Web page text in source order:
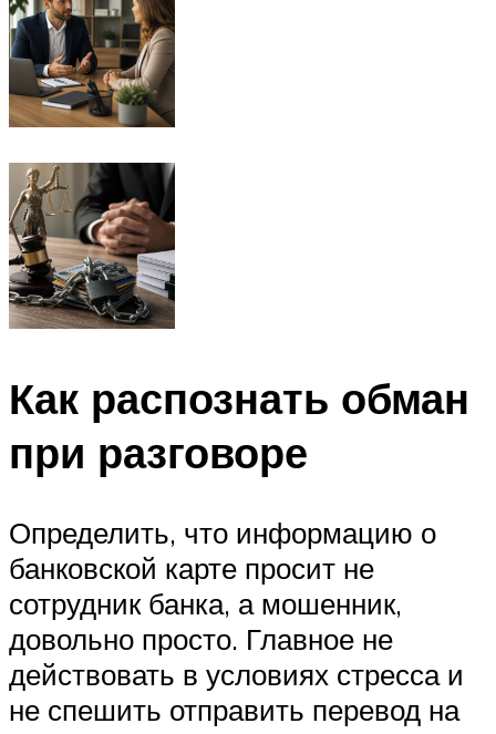
Как распознать обман
при разговоре
Определить, что информацию о
банковской карте просит не
сотрудник банка, а мошенник,
довольно просто. Главное не
действовать в условиях стресса и
не спешить отправить перевод на